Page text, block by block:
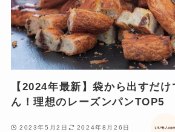
【2024年最新】袋から出すだ
ん！理想のレーズンパンTOP5
2023年5月2日 2024年8月26日